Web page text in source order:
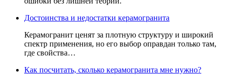
Достоинства и недостатки керамогранита
Керамогранит ценят за плотную структуру и широкий
спектр применения, но его выбор оправдан только там,
где свойства…
Как посчитать, сколько керамогранита мне нужно?